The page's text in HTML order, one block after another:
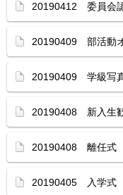
20190412 委員会
20190409 部活動
20190409 学級写
20190408 新入生
20190408 離任式
20190405 入学式